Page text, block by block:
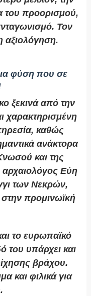
του προορισμού,
Τον
αξιολόγηση.
φύση που σε
ξεκινά από την
χαρακτηρισμένη
καθώς
ανάκτορα
και της
Εύη
των Νεκρών,
προμινωϊκή
το ευρωπαϊκό
του υπάρχει και
βράχου.
και φιλικά για